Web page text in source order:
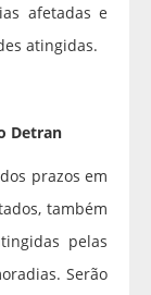
afetadas e
atingidas.
Detran
prazos em
também
pelas
Serão